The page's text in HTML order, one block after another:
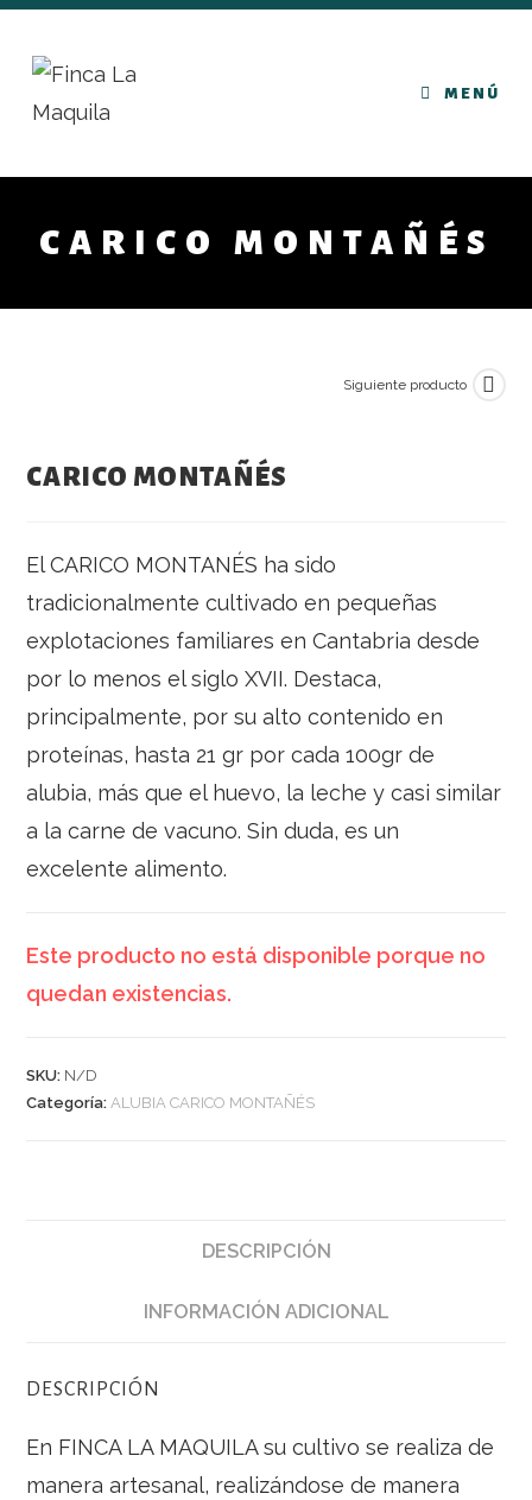
MENÚ
CARICO MONTAÑÉS
Siguiente producto
CARICO MONTAÑÉS
El CARICO MONTANÉS ha sido
tradicionalmente cultivado en pequeñas
explotaciones familiares en Cantabria desde
por lo menos el siglo XVII. Destaca,
principalmente, por su alto contenido en
proteínas, hasta 21 gr por cada 100gr de
alubia, más que el huevo, la leche y casi similar
a la carne de vacuno. Sin duda, es un
excelente alimento.
Este producto no está disponible porque no
quedan existencias.
SKU: N/D
Categoría:ALUBIA CARICO MONTAÑÉS
DESCRIPCIÓN
INFORMACIÓN ADICIONAL
DESCRIPCIÓN
En FINCA LA MAQUILA su cultivo se realiza de
manera artesanal, realizándose de manera